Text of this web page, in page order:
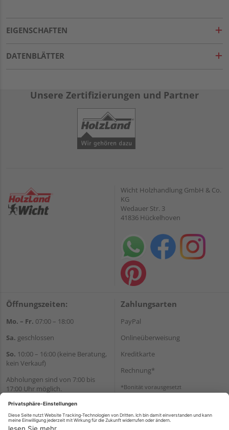
EIGENSCHAFTEN
DATENBLÄTTER
Unsere Zertifizierungen und Partner
Wicht Holzhandlung GmbH & Co.
KG
Wedauer Str. 3
41836 Hückelhoven
Öffnungszeiten:
Mo. – Fr. 07:00 – 18:00
Sa. geschlossen
So. 10:00 – 16:00 (keine Beratung,
kein Verkauf)
Abholungen sind von 7:00 bis
17:00 Uhr möglich.
Wir helfen Ihnen gerne
weiter
Tel.:+49 2462 99099
Zahlungsarten
PayPal
Onlineüberweisung
Kreditkarte
Rechnung*
*Bonität vorausgesetzt
Versandkosten